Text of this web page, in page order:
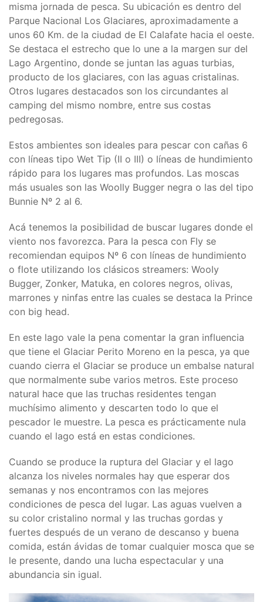
misma jornada de pesca. Su ubicación es dentro del
Parque Nacional Los Glaciares, aproximadamente a
unos 60 Km. de la ciudad de El Calafate hacia el oeste.
Se destaca el estrecho que lo une a la margen sur del
Lago Argentino, donde se juntan las aguas turbias,
producto de los glaciares, con las aguas cristalinas.
Otros lugares destacados son los circundantes al
camping del mismo nombre, entre sus costas
pedregosas.
Estos ambientes son ideales para pescar con cañas 6
con líneas tipo Wet Tip (II o III) o líneas de hundimiento
rápido para los lugares mas profundos. Las moscas
más usuales son las Woolly Bugger negra o las del tipo
Bunnie Nº 2 al 6.
Acá tenemos la posibilidad de buscar lugares donde el
viento nos favorezca. Para la pesca con Fly se
recomiendan equipos Nº 6 con líneas de hundimiento
o flote utilizando los clásicos streamers: Wooly
Bugger, Zonker, Matuka, en colores negros, olivas,
marrones y ninfas entre las cuales se destaca la Prince
con big head.
En este lago vale la pena comentar la gran influencia
que tiene el Glaciar Perito Moreno en la pesca, ya que
cuando cierra el Glaciar se produce un embalse natural
que normalmente sube varios metros. Este proceso
natural hace que las truchas residentes tengan
muchísimo alimento y descarten todo lo que el
pescador le muestre. La pesca es prácticamente nula
cuando el lago está en estas condiciones.
Cuando se produce la ruptura del Glaciar y el lago
alcanza los niveles normales hay que esperar dos
semanas y nos encontramos con las mejores
condiciones de pesca del lugar. Las aguas vuelven a
su color cristalino normal y las truchas gordas y
fuertes después de un verano de descanso y buena
comida, están ávidas de tomar cualquier mosca que se
le presente, dando una lucha espectacular y una
abundancia sin igual.